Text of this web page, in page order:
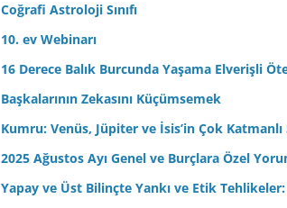
Coğrafi Astroloji Sınıfı
10. ev Webinarı
16 Derece Balık Burcunda Yaşama Elverişli
Başkalarının Zekasını Küçümsemek
Kumru: Venüs, Jüpiter ve İsis’in Çok
2025 Ağustos Ayı Genel ve Burçlara Özel
Yapay ve Üst Bilinçte Yankı ve Etik